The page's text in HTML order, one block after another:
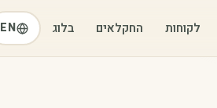
לקוחות החקלאים בלוג EN